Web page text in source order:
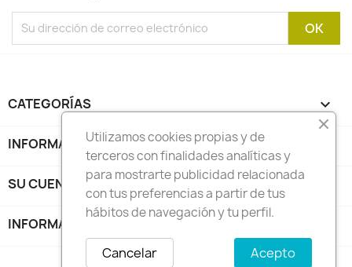
CATEGORÍAS 
INFORMACIÓN
SU CUENTA
INFORMACIÓN DE LA TIENDA
Utilizamos cookies propias y de
terceros con finalidades analíticas y
para mostrarte publicidad relacionada
con tus preferencias a partir de tus
hábitos de navegación y tu perfil.
Acepto
Cancelar